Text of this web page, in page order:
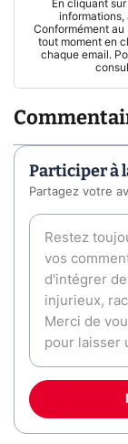
En cliquant
informations,
Conformément au
tout moment en
chaque email.
Participer à
Partagez votre